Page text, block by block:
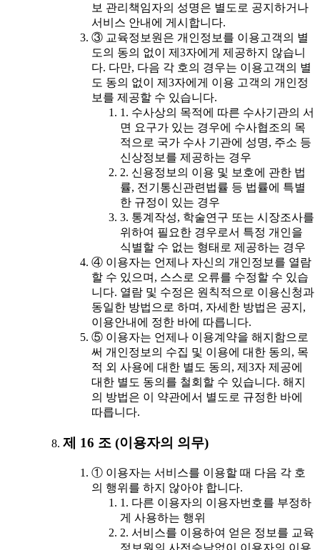
보 관리책임자의 성명은 별도로 공지하거나
서비스 안내에 게시합니다.
③ 교육정보원은 개인정보를 이용고객의 별
도의 동의 없이 제3자에게 제공하지 않습니
다. 다만, 다음 각 호의 경우는 이용고객의 별
도 동의 없이 제3자에게 이용 고객의 개인정
보를 제공할 수 있습니다.
1. 수사상의 목적에 따른 수사기관의 서
면 요구가 있는 경우에 수사협조의 목
적으로 국가 수사 기관에 성명, 주소 등
신상정보를 제공하는 경우
2. 신용정보의 이용 및 보호에 관한 법
률, 전기통신관련법률 등 법률에 특별
한 규정이 있는 경우
3. 통계작성, 학술연구 또는 시장조사를
위하여 필요한 경우로서 특정 개인을
식별할 수 없는 형태로 제공하는 경우
④ 이용자는 언제나 자신의 개인정보를 열람
할 수 있으며, 스스로 오류를 수정할 수 있습
니다. 열람 및 수정은 원칙적으로 이용신청과
동일한 방법으로 하며, 자세한 방법은 공지,
이용안내에 정한 바에 따릅니다.
⑤ 이용자는 언제나 이용계약을 해지함으로
써 개인정보의 수집 및 이용에 대한 동의, 목
적 외 사용에 대한 별도 동의, 제3자 제공에
대한 별도 동의를 철회할 수 있습니다. 해지
의 방법은 이 약관에서 별도로 규정한 바에
따릅니다.
제 16 조 (이용자의 의무)
① 이용자는 서비스를 이용할 때 다음 각 호
의 행위를 하지 않아야 합니다.
1. 다른 이용자의 이용자번호를 부정하
게 사용하는 행위
2. 서비스를 이용하여 얻은 정보를 교육
정보원의 사전승낙없이 이용자의 이용